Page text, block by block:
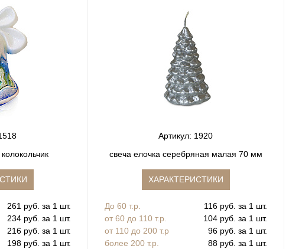
261 руб. за 1 шт.
234 руб. за 1 шт.
216 руб. за 1 шт.
198 руб. за 1 шт.
Артикул: 1920
свеча елочка серебряная малая 70 мм
ХАРАКТЕРИСТИКИ
До 60 т.р.
116 руб. за 1 шт.
от 60 до 110 т.р.
104 руб. за 1 шт.
от 110 до 200 т.р
96 руб. за 1 шт.
более 200 т.р.
88 руб. за 1 шт.